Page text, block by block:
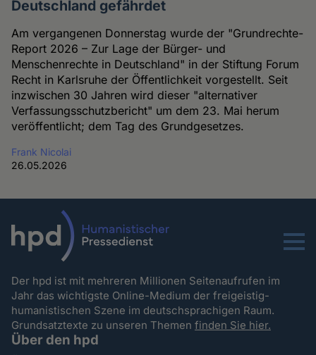
Deutschland gefährdet
Am vergangenen Donnerstag wurde der "Grundrechte-
Report 2026 – Zur Lage der Bürger- und
Menschenrechte in Deutschland" in der Stiftung Forum
Recht in Karlsruhe der Öffentlichkeit vorgestellt. Seit
inzwischen 30 Jahren wird dieser "alternativer
Verfassungsschutzbericht" um dem 23. Mai herum
veröffentlicht; dem Tag des Grundgesetzes.
Frank Nicolai
26.05.2026
Menu
Der hpd ist mit mehreren Millionen Seitenaufrufen im
Jahr das wichtigste Online-Medium der freigeistig-
humanistischen Szene im deutschsprachigen Raum.
Grundsatztexte zu unseren Themenfinden Sie hier.
Über den hpd